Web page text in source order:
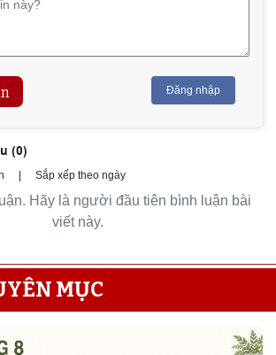
Đăng nhập
(0)
| Sắp xếp theo ngày
Hãy là người đầu tiên bình luận bài
viết này.
MỤC